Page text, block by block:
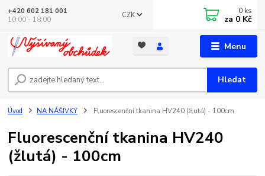
Menu
CZK
Hledat
+420 602 181 001
10:00 - 18:00
0 ks
za 0 Kč
Úvod NA NÁŠIVKY Fluorescenční tkanina HV240 (žlutá) - 100cm
Fluorescenční tkanina HV240
(žlutá) - 100cm